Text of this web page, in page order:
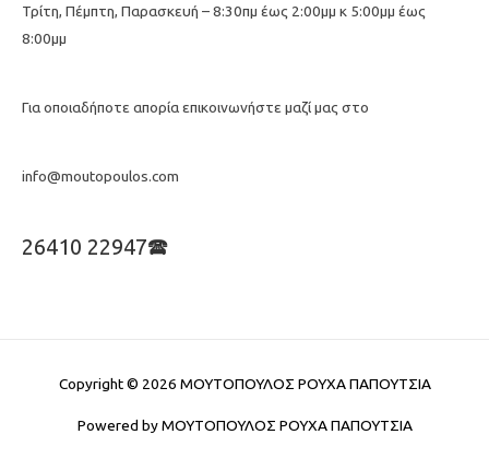
Τρίτη, Πέμπτη, Παρασκευή – 8:30πμ έως 2:00μμ κ 5:00μμ έως
8:00μμ
Για οποιαδήποτε απορία επικοινωνήστε μαζί μας στο
info@moutopoulos.com
26410 22947🕿
Copyright © 2026 ΜΟΥΤΟΠΟΥΛΟΣ ΡΟΥΧΑ ΠΑΠΟΥΤΣΙΑ
Powered byΜΟΥΤΟΠΟΥΛΟΣ ΡΟΥΧΑ ΠΑΠΟΥΤΣΙΑ